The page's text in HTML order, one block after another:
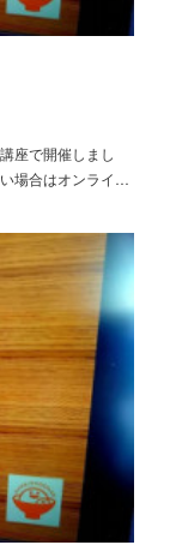
座で開催しまし
場合はオンライ…